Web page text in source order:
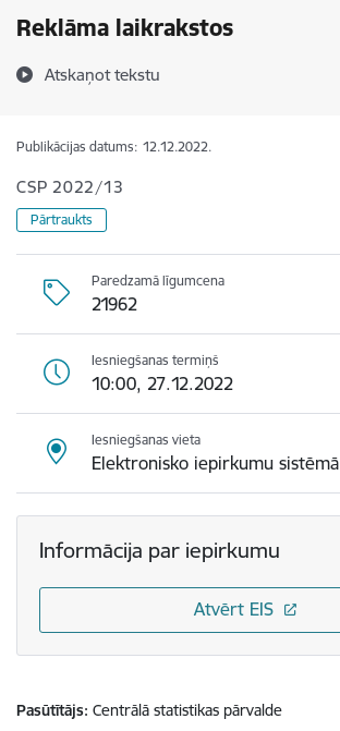
Reklāma laikrakstos
Atskaņot tekstu
Publikācijas datums: 12.12.2022.
CSP 2022/13
Pārtraukts
Paredzamā līgumcena
21962
Iesniegšanas termiņš
10:00, 27.12.2022
Iesniegšanas vieta
Elektronisko iepirkumu sistēmā
Informācija par iepirkumu
Atvērt EIS
Pasūtītājs Centrālā statistikas pārvalde